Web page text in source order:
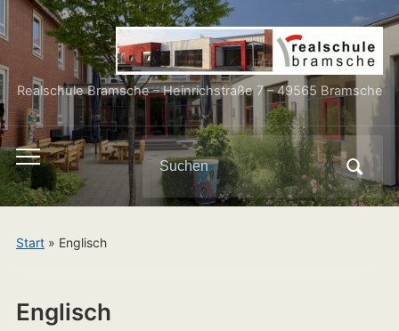
Realschule Bramsche – Heinrichstraße 7 – 49565 Bramsche
Toggle
mobile
menu
Search
for:
Start» Englisch
Englisch